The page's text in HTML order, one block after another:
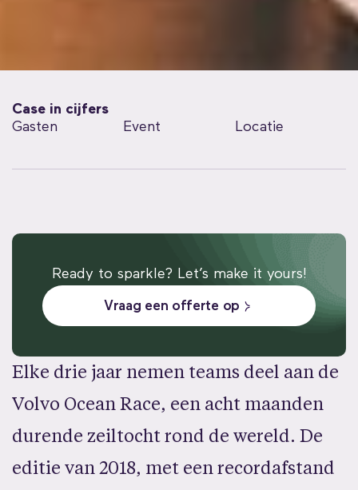
Case in cijfers
Gasten
Event Locatie
Ready to sparkle? Let’s make it yours!
Vraag een offerte op
Elke drie jaar nemen teams deel aan de
Volvo Ocean Race, een acht maanden
durende zeiltocht rond de wereld. De
editie van 2018, met een recordafstand